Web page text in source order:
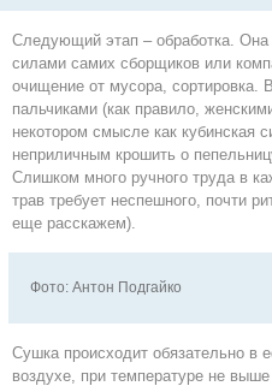
Следующий этап – обработка. Она
силами самих сборщиков или
очищение от мусора, сортировка.
пальчиками (как правило,
некотором смысле как кубинская
неприличным крошить о
Слишком много ручного труда в
трав требует неспешного, почти
еще расскажем).
Фото: Антон Подгайко
Сушка происходит обязательно в
воздухе, при температуре не